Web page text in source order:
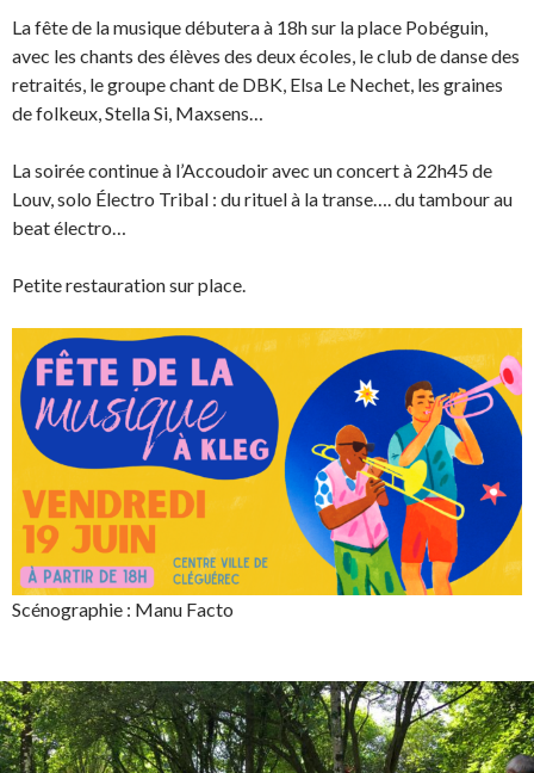
La fête de la musique débutera à 18h sur la place Pobéguin,
avec les chants des élèves des deux écoles, le club de danse des
retraités, le groupe chant de DBK, Elsa Le Nechet, les graines
de folkeux, Stella Si, Maxsens…
La soirée continue à l’Accoudoir avec un concert à 22h45 de
Louv, solo Électro Tribal : du rituel à la transe…. du tambour au
beat électro…
Petite restauration sur place.
Scénographie : Manu Facto